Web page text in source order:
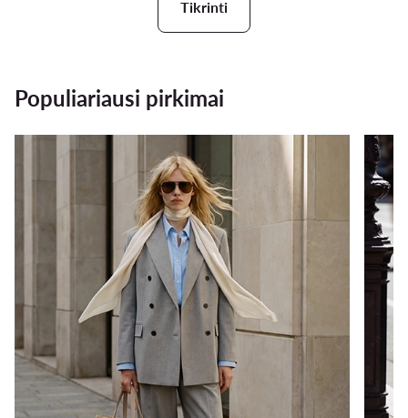
Tikrinti
Populiariausi pirkimai